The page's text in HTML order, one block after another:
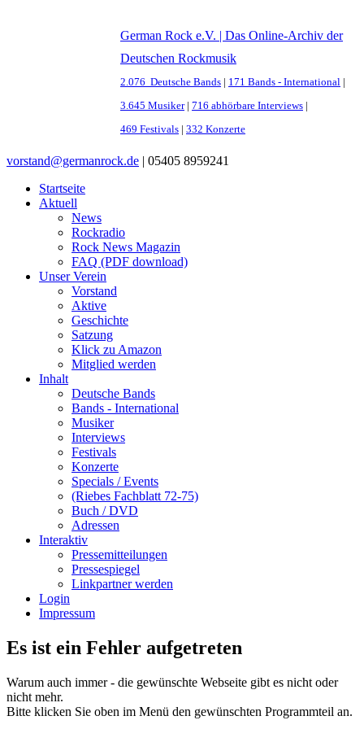
German Rock e.V. | Das Online-Archiv der
Deutschen Rockmusik
2.076 Deutsche Bands 171 Bands - International
3.645 Musiker| 716 abhörbare Interviews
469 Festivals 332 Konzerte
vorstand@germanrock.de | 05405 8959241
Startseite
Aktuell
News
Rockradio
Rock News Magazin
FAQ (PDF download)
Unser Verein
Vorstand
Aktive
Geschichte
Satzung
Klick zu Amazon
Mitglied werden
Inhalt
Deutsche Bands
Bands - International
Musiker
Interviews
Festivals
Konzerte
Specials / Events
(Riebes Fachblatt 72-75)
Buch / DVD
Adressen
Interaktiv
Pressemitteilungen
Pressespiegel
Linkpartner werden
Login
Impressum
Es ist ein Fehler aufgetreten
Warum auch immer - die gewünschte Webseite gibt es nicht oder
nicht mehr.
Bitte klicken Sie oben im Menü den gewünschten Programmteil an.